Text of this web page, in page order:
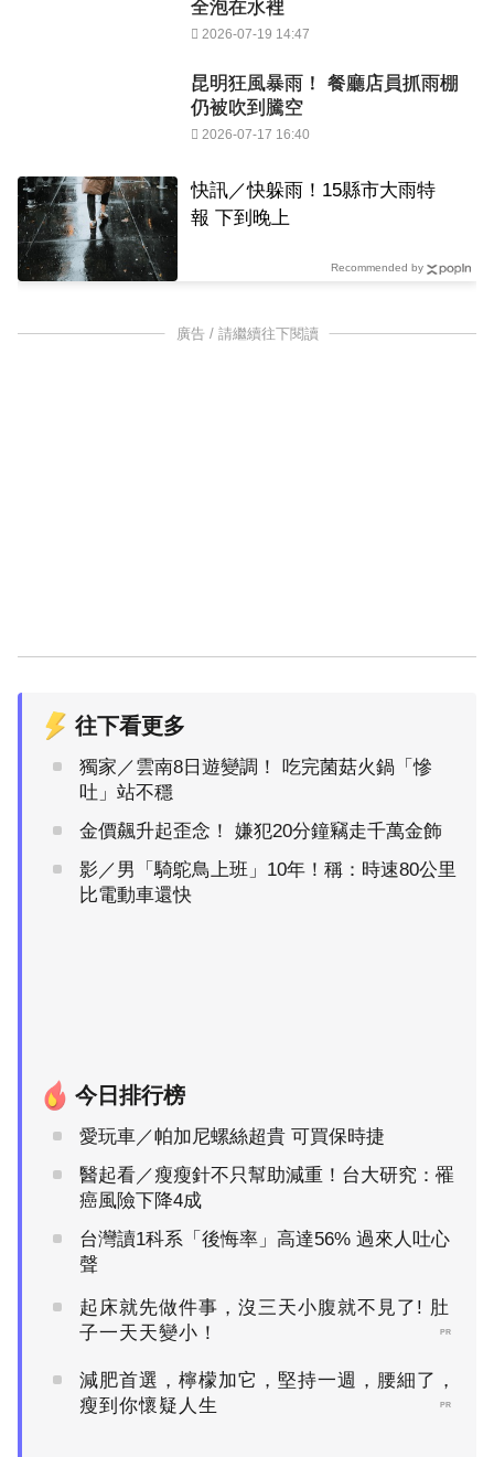
全泡在水裡
2026-07-19 14:47
昆明狂風暴雨！ 餐廳店員抓雨棚
仍被吹到騰空
2026-07-17 16:40
快訊／快躲雨！15縣市大雨特
報 下到晚上
Recommended by
廣告 / 請繼續往下閱讀
往下看更多
獨家／雲南8日遊變調！ 吃完菌菇火鍋「慘
吐」站不穩
金價飆升起歪念！ 嫌犯20分鐘竊走千萬金飾
影／男「騎鴕鳥上班」10年！稱：時速80公里
比電動車還快
今日排行榜
愛玩車／帕加尼螺絲超貴 可買保時捷
醫起看／瘦瘦針不只幫助減重！台大研究：罹
癌風險下降4成
台灣讀1科系「後悔率」高達56% 過來人吐心
聲
起床就先做件事，沒三天小腹就不見了! 肚
子一天天變小！
PR
減肥首選，檸檬加它，堅持一週，腰細了，
瘦到你懷疑人生
PR